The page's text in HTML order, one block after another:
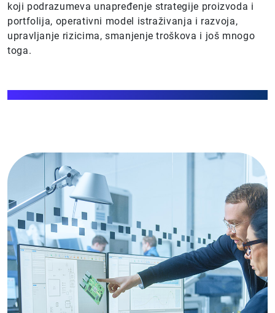
koji podrazumeva unapređenje strategije proizvoda i
portfolija, operativni model istraživanja i razvoja,
upravljanje rizicima, smanjenje troškova i još mnogo
toga.